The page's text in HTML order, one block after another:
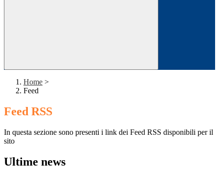
Home >
Feed
Feed RSS
In questa sezione sono presenti i link dei Feed RSS disponibili per il
sito
Ultime news